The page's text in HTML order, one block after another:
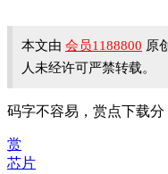
本文由 会员1188800 原
人未经许可严禁转载。
码字不容易，赏点下载分
赏
芯片